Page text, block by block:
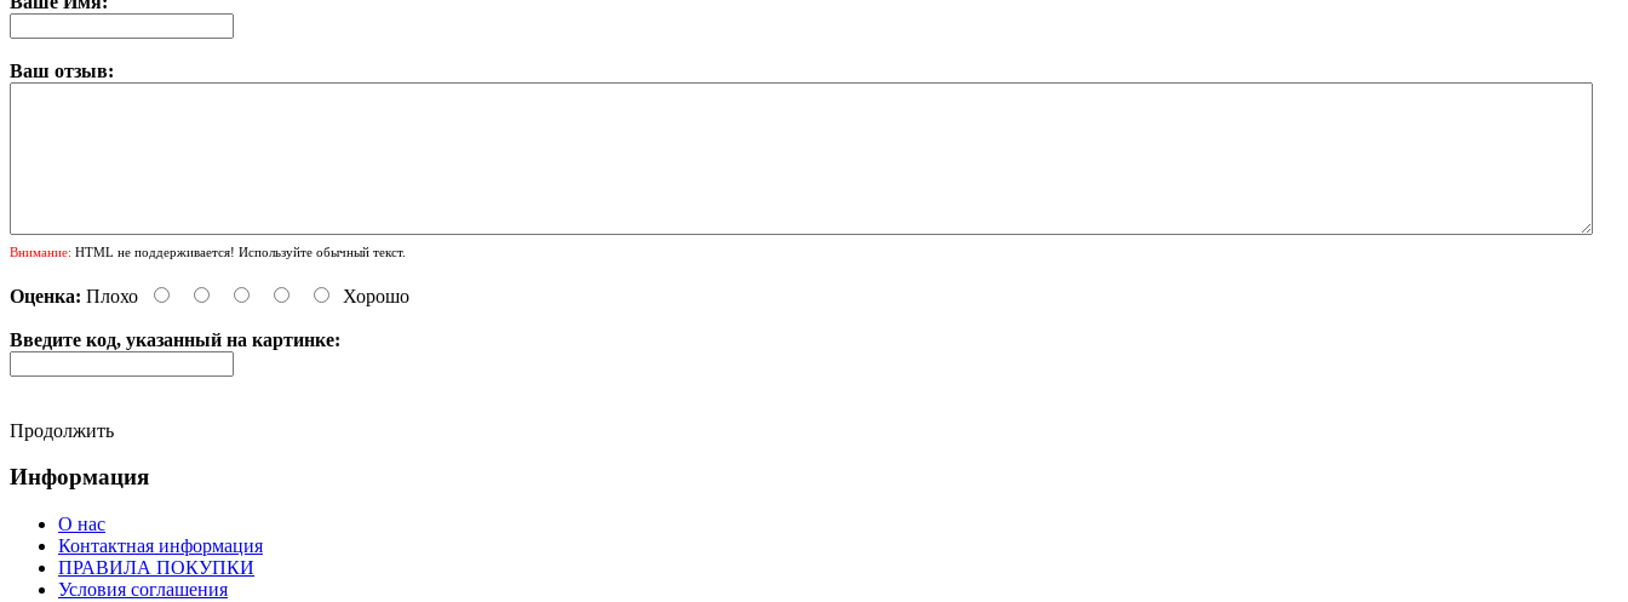
Ваш отзыв:
Внимание: HTML не поддерживается! Используйте обычный текст.
Оценка: Плохо Хорошо
Введите код, указанный на картинке:
Продолжить
Информация
О нас
Контактная информация
ПРАВИЛА ПОКУПКИ
Условия соглашения